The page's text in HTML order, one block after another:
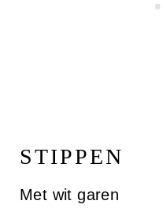
STIPPEN
Met wit garen